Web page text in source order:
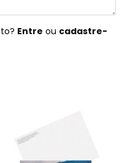
Entre ou cadastre-